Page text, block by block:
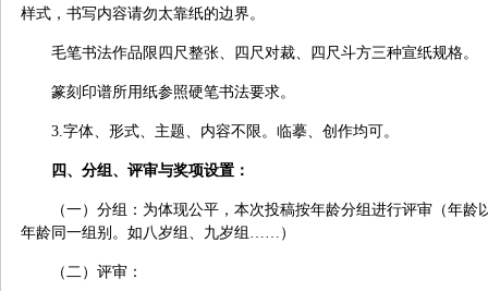
样式，书写内容请勿太靠纸的边界。
毛笔书法作品限四尺整张、四尺对裁、四尺斗方三种宣纸规格。
篆刻印谱所用纸参照硬笔书法要求。
3.字体、形式、主题、内容不限。临摹、创作均可。
四、分组、评审与奖项设置：
（一）分组：为体现公平，本次投稿按年龄分组进行评审（年龄
年龄同一组别。如八岁组、九岁组……）
（二）评审：